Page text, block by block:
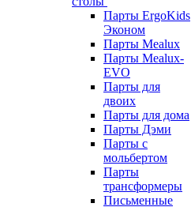
Парты ErgoKids
Эконом
Парты Mealux
Парты Mealux-
EVO
Парты для
двоих
Парты для дома
Парты Дэми
Парты с
мольбертом
Парты
трансформеры
Письменные